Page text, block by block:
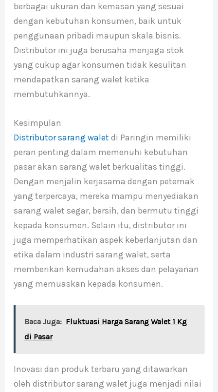
berbagai ukuran dan kemasan yang sesuai
dengan kebutuhan konsumen, baik untuk
penggunaan pribadi maupun skala bisnis.
Distributor ini juga berusaha menjaga stok
yang cukup agar konsumen tidak kesulitan
mendapatkan sarang walet ketika
membutuhkannya.
Kesimpulan
Distributor sarang walet di Paringin memiliki
peran penting dalam memenuhi kebutuhan
pasar akan sarang walet berkualitas tinggi.
Dengan menjalin kerjasama dengan peternak
yang terpercaya, mereka mampu menyediakan
sarang walet segar, bersih, dan bermutu tinggi
kepada konsumen. Selain itu, distributor ini
juga memperhatikan aspek keberlanjutan dan
etika dalam industri sarang walet, serta
memberikan kemudahan akses dan pelayanan
yang memuaskan kepada konsumen.
Baca Juga: Fluktuasi Harga Sarang Walet 1 Kg
di Pasar
Inovasi dan produk terbaru yang ditawarkan
oleh distributor sarang walet juga menjadi nilai